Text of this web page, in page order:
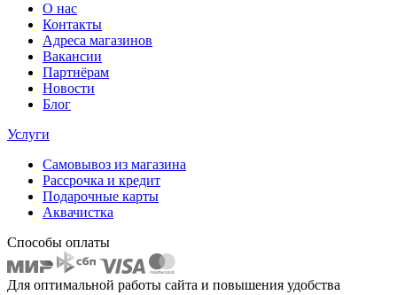
О нас
Контакты
Адреса магазинов
Вакансии
Партнёрам
Новости
Блог
Услуги
Самовывоз из магазина
Рассрочка и кредит
Подарочные карты
Аквачистка
Способы оплаты
Для оптимальной работы сайта и повышения удобства